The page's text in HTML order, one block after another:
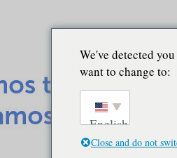
We've detected
want to change to:
English
Close and do not